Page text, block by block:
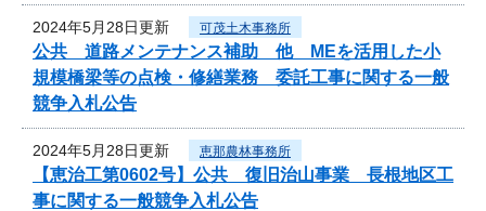
2024年5月28日更新 可茂土木事務所
公共 道路メンテナンス補助 他 MEを活用した小
規模橋梁等の点検・修繕業務 委託工事に関する一般
競争入札公告
2024年5月28日更新 恵那農林事務所
【恵治工第0602号】公共 復旧治山事業 長根地区工
事に関する一般競争入札公告